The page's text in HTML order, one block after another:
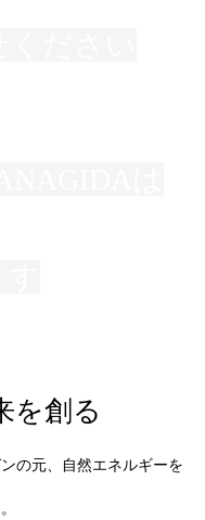
を創る
の元、自然エネルギーを